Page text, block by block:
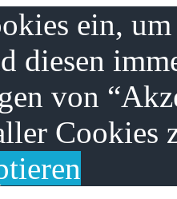
ein,
diesen
von
Cookies